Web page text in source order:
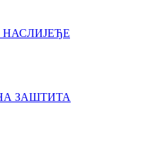
ЗАШТИТА